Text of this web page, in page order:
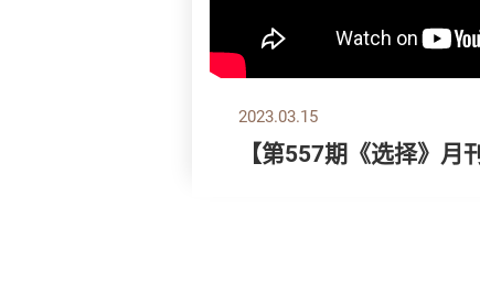
2023.03.15
【第557期《选择》月